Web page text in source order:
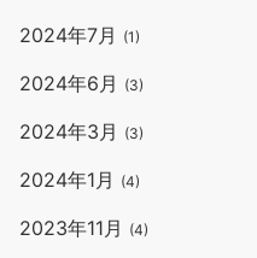
2024年7月 (1)
2024年6月 (3)
2024年3月 (3)
2024年1月 (4)
2023年11月 (4)